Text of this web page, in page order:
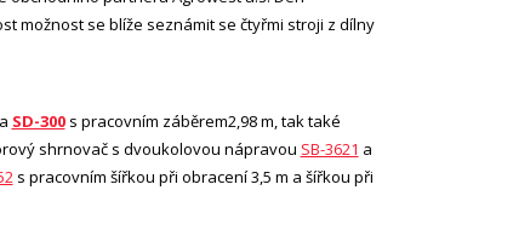
možnost se blíže seznámit se čtyřmi stroji z dílny
SD-300s pracovním záběrem2,98 m, tak také
shrnovač s dvoukolovou nápravou SB-3621 a
s pracovním šířkou při obracení 3,5 m a šířkou při